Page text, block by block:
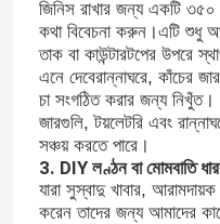
জিনিস রাখার জন্য একটি ৩৫০
কথা বিবেচনা করুন।এটি শুধু
তাক বা কাউন্টারটপের উপরে
এনে দেবেরান্নাঘরে, কাঁচের
চা সংগঠিত করার জন্য নিখুঁত।
জারগুলি, টয়লেটরি এবং
সঞ্চয় করতে পারে।
3. DIY লণ্ঠন বা মোমবাতি
যারা সুস্বাদু খাবার,
করেন তাদের জন্য আমাদের